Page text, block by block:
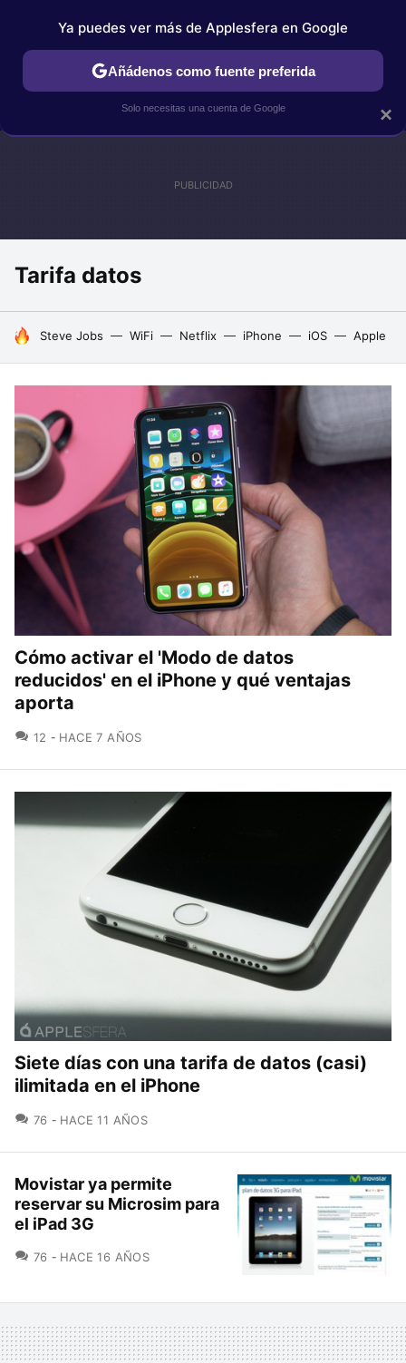
IPHONE TUTORIALES APPLESFERA SELECCIÓN
Tarifa datos
HOY SE HABLA DE
Steve Jobs WiFi Netflix iPhone iOS Apple
Cómo activar el 'Modo de datos
reducidos' en el iPhone y qué ventajas
aporta
12 COMENTARIOS
HACE 7 AÑOS
Siete días con una tarifa de datos (casi)
ilimitada en el iPhone
76 COMENTARIOS
HACE 11 AÑOS
Movistar ya permite
reservar su Microsim para
el iPad 3G
76 COMENTARIOS
HACE 16 AÑOS
×
Ya puedes ver más de Applesfera en Google
Añádenos como fuente preferida
Solo necesitas una cuenta de Google